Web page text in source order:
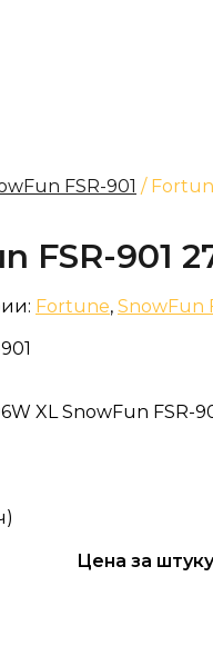
FSR-901 /
FSR-901
Fortune, SnowFun
XL SnowFun FSR-
Цена за